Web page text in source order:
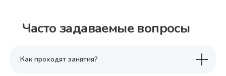
Часто задаваемые вопросы
Как проходят занятия?